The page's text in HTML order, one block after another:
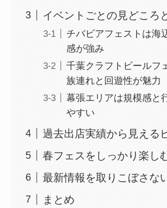
イベントごとの見どころ
チバビアフェストは海
感が強み
千葉クラフトビールフ
族連れと回遊性が魅力
幕張エリアは規模感と
やすい
過去出店実績から見える
春フェスをしっかり楽し
最新情報を取りこぼさな
まとめ